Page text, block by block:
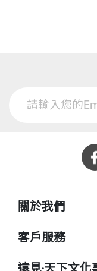
畫，學遺傳》、
統計》、《看漫
（以上的中文版
美國史》、《看
畫廣受歡迎，全
文的譯本。 目前
灑彩筆。
關於我們
客戶服務